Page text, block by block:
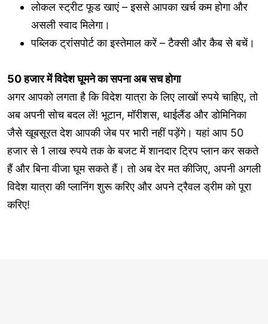
लोकल स्ट्रीट फूड खाएं – इससे आपका खर्च कम होगा और
असली स्वाद मिलेगा।
पब्लिक ट्रांसपोर्ट का इस्तेमाल करें – टैक्सी और कैब से बचें।
50 हजार में विदेश घूमने का सपना अब सच होगा
अगर आपको लगता है कि विदेश यात्रा के लिए लाखों रुपये चाहिए, तो
अब अपनी सोच बदल लें! भूटान, मॉरीशस, थाईलैंड और डोमिनिका
जैसे खूबसूरत देश आपकी जेब पर भारी नहीं पड़ेंगे। यहां आप 50
हजार से 1 लाख रुपये तक के बजट में शानदार ट्रिप प्लान कर सकते
हैं और बिना वीजा घूम सकते हैं। तो अब देर मत कीजिए, अपनी अगली
विदेश यात्रा की प्लानिंग शुरू करिए और अपने ट्रैवल ड्रीम को पूरा
करिए!